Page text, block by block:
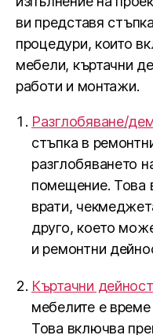
ви представя
процедури, които
мебели, къртачни
работи и монтажи.
Разглобяване/
стъпка в
разглобяването
помещение. Това
врати,
друго, което
и ремонтни
Къртачни
мебелите е
Това включва